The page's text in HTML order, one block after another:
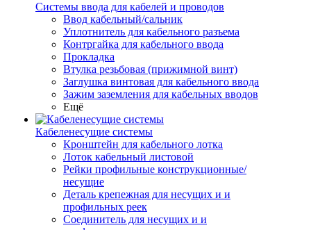
Системы ввода для кабелей и проводов
Ввод кабельный/сальник
Уплотнитель для кабельного разъема
Контргайка для кабельного ввода
Прокладка
Втулка резьбовая (прижимной винт)
Заглушка винтовая для кабельного ввода
Зажим заземления для кабельных вводов
Ещё
Кабеленесущие системы
Кронштейн для кабельного лотка
Лоток кабельный листовой
Рейки профильные конструкционные/
несущие
Деталь крепежная для несущих и и
профильных реек
Соединитель для несущих и и